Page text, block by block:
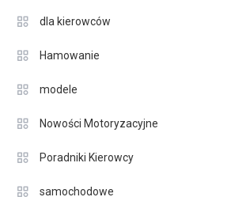
dla kierowców
Hamowanie
modele
Nowości Motoryzacyjne
Poradniki Kierowcy
samochodowe